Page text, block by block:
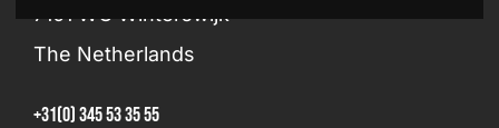
7101 WG Winterswijk
The Netherlands
+31(0) 345 53 35 55